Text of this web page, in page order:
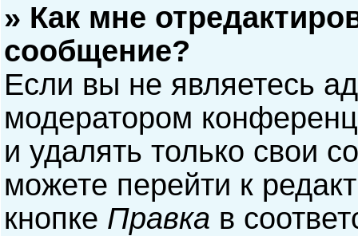
» Как мне
сообщение?
Если вы не являетесь
модератором
и удалять только свои
можете перейти к
кнопке Правка в